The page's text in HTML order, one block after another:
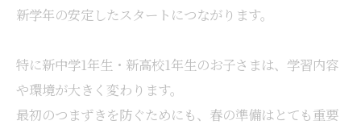
新学年の安定したスタートにつながります。
特に新中学1年生・新高校1年生のお子さまは、学習内容
や環境が大きく変わります。
最初のつまずきを防ぐためにも、春の準備はとても重要